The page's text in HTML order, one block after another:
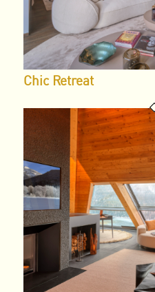
Chic Retreat